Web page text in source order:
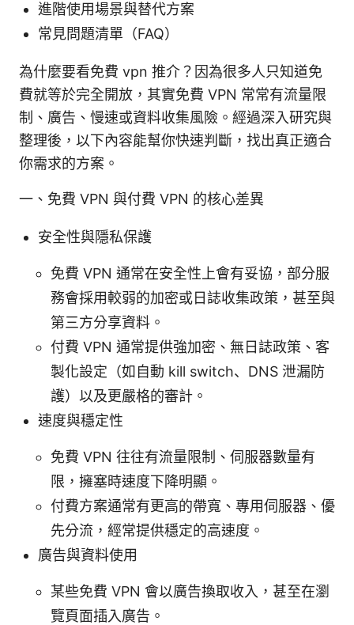
進階使用場景與替代方案
常見問題清單（FAQ）
為什麼要看免費 vpn 推介？因為很多人只知道免
費就等於完全開放，其實免費 VPN 常常有流量限
制、廣告、慢速或資料收集風險。經過深入研究與
整理後，以下內容能幫你快速判斷，找出真正適合
你需求的方案。
一、免費 VPN 與付費 VPN 的核心差異
安全性與隱私保護
免費 VPN 通常在安全性上會有妥協，部分服
務會採用較弱的加密或日誌收集政策，甚至與
第三方分享資料。
付費 VPN 通常提供強加密、無日誌政策、客
製化設定（如自動 kill switch、DNS 泄漏防
護）以及更嚴格的審計。
速度與穩定性
免費 VPN 往往有流量限制、伺服器數量有
限，擁塞時速度下降明顯。
付費方案通常有更高的帶寬、專用伺服器、優
先分流，經常提供穩定的高速度。
廣告與資料使用
某些免費 VPN 會以廣告換取收入，甚至在瀏
覽頁面插入廣告。